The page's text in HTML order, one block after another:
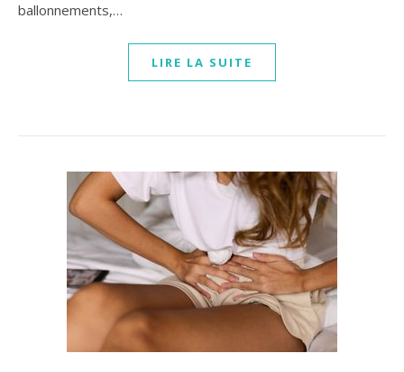
ballonnements,…
LIRE LA SUITE